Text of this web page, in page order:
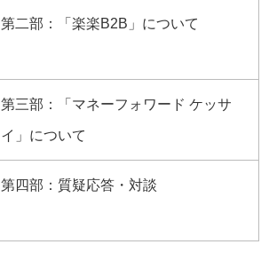
第二部：「楽楽B2B」について
第三部：「マネーフォワード ケッサ
イ」について
第四部：質疑応答・対談